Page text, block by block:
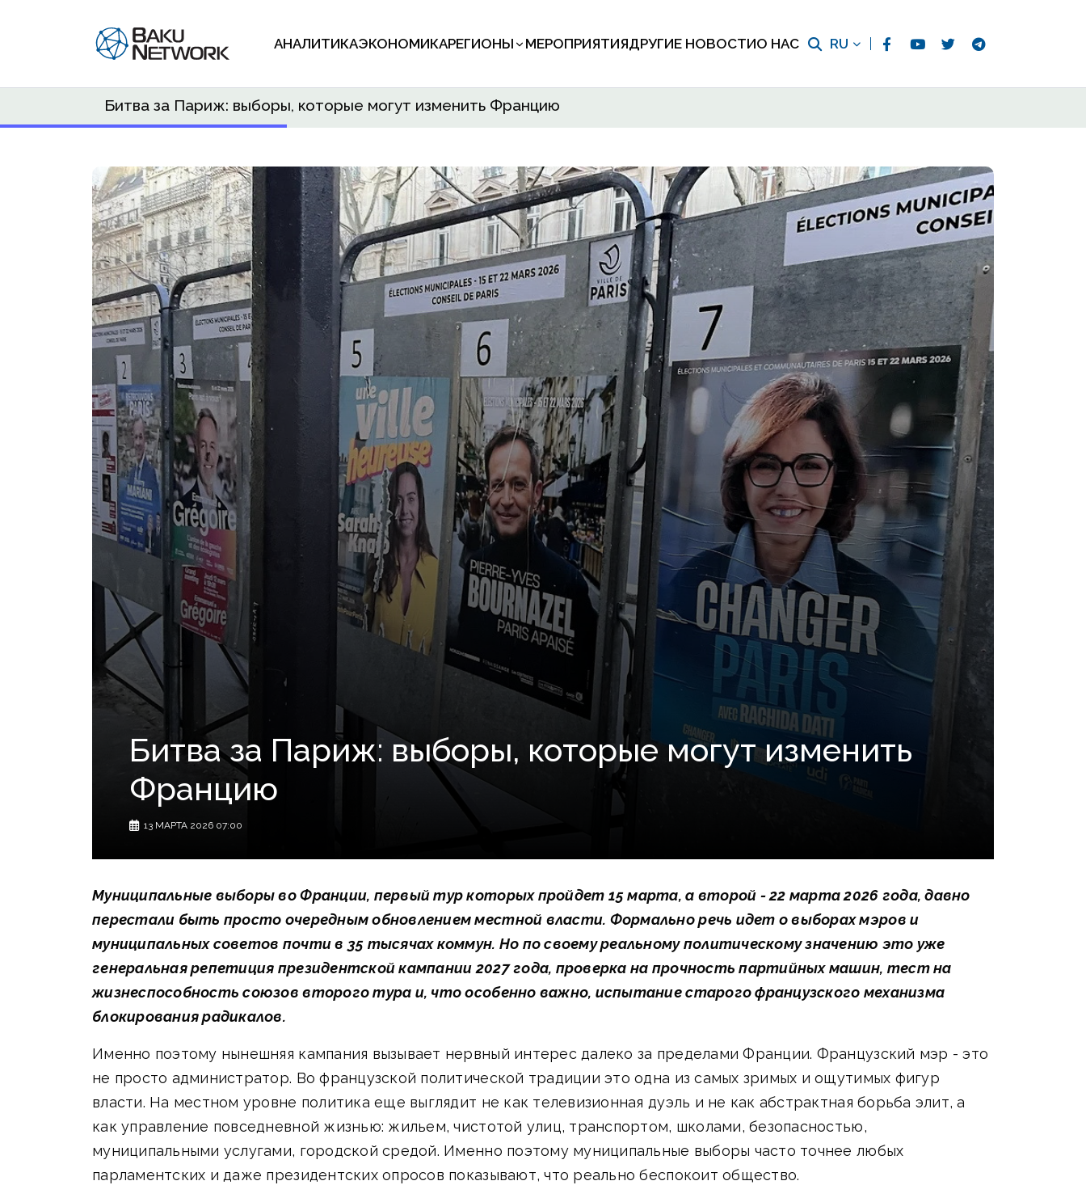
АНАЛИТИКАЭКОНОМИКАРЕГИОНЫ МЕРОПРИЯТИЯДРУГИЕ НОВОСТИО НАС RU
Битва за Париж: выборы, которые могут изменить Францию
Битва за Париж: выборы, которые могут изменить
Францию
13 МАРТА 2026 07:00
Муниципальные выборы во Франции, первый тур которых пройдет 15 марта, а второй - 22 марта 2026 года, давно
перестали быть просто очередным обновлением местной власти. Формально речь идет о выборах мэров и
муниципальных советов почти в 35 тысячах коммун. Но по своему реальному политическому значению это уже
генеральная репетиция президентской кампании 2027 года, проверка на прочность партийных машин, тест на
жизнеспособность союзов второго тура и, что особенно важно, испытание старого французского механизма
блокирования радикалов.
Именно поэтому нынешняя кампания вызывает нервный интерес далеко за пределами Франции. Французский мэр - это
не просто администратор. Во французской политической традиции это одна из самых зримых и ощутимых фигур
власти. На местном уровне политика еще выглядит не как телевизионная дуэль и не как абстрактная борьба элит, а
как управление повседневной жизнью: жильем, чистотой улиц, транспортом, школами, безопасностью,
муниципальными услугами, городской средой. Именно поэтому муниципальные выборы часто точнее любых
парламентских и даже президентских опросов показывают, что реально беспокоит общество.